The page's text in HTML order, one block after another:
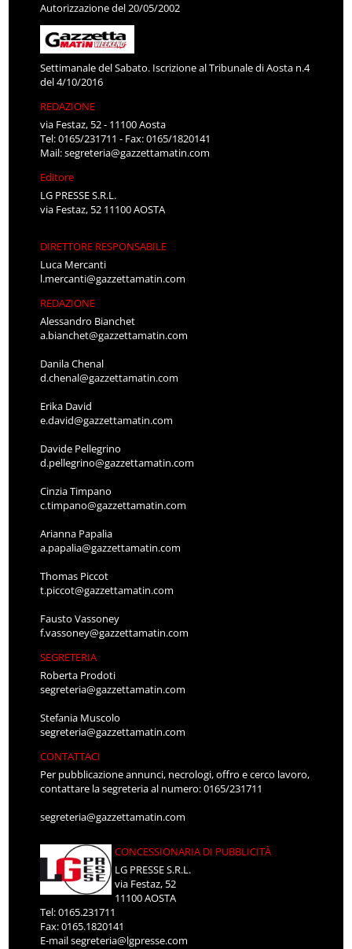
Autorizzazione del 20/05/2002
Settimanale del Sabato. Iscrizione al Tribunale di Aosta n.4
del 4/10/2016
REDAZIONE
via Festaz, 52 - 11100 Aosta
Tel: 0165/231711 - Fax: 0165/1820141
Mail:segreteria@gazzettamatin.com
Editore
LG PRESSE S.R.L.
via Festaz, 52 11100 AOSTA
DIRETTORE RESPONSABILE
Luca Mercanti
l.mercanti@gazzettamatin.com
REDAZIONE
Alessandro Bianchet
a.bianchet@gazzettamatin.com
Danila Chenal
d.chenal@gazzettamatin.com
Erika David
e.david@gazzettamatin.com
Davide Pellegrino
d.pellegrino@gazzettamatin.com
Cinzia Timpano
c.timpano@gazzettamatin.com
Arianna Papalia
a.papalia@gazzettamatin.com
Thomas Piccot
t.piccot@gazzettamatin.com
Fausto Vassoney
f.vassoney@gazzettamatin.com
SEGRETERIA
Roberta Prodoti
segreteria@gazzettamatin.com
Stefania Muscolo
segreteria@gazzettamatin.com
CONTATTACI
Per pubblicazione annunci, necrologi, offro e cerco lavoro,
contattare la segreteria al numero: 0165/231711
segreteria@gazzettamatin.com
CONCESSIONARIA DI PUBBLICITÀ
LG PRESSE S.R.L.
via Festaz, 52
11100 AOSTA
Tel: 0165.231711
Fax: 0165.1820141
E-mailsegreteria@lgpresse.com